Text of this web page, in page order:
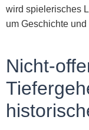
wird spielerisches
um Geschichte
Nicht-